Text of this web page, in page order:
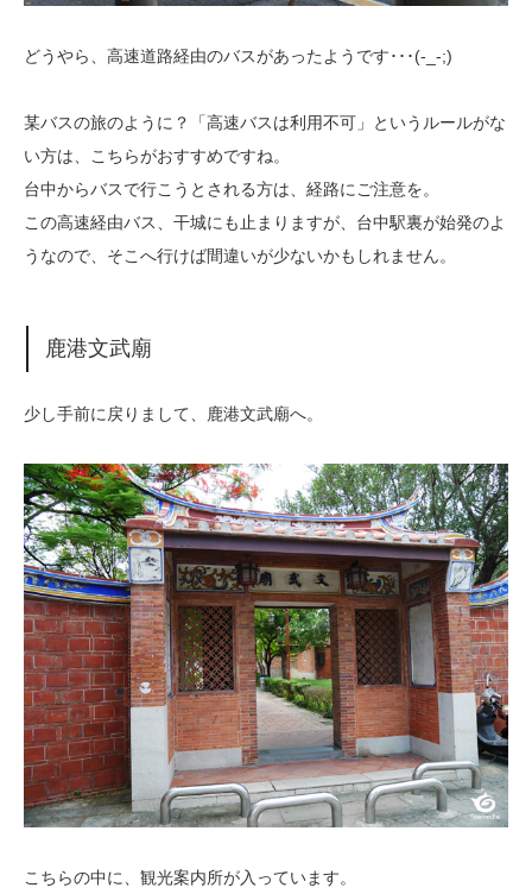
どうやら、高速道路経由のバスがあったようです･･･(-_-;)
某バスの旅のように？「高速バスは利用不可」というルールがな
い方は、こちらがおすすめですね。
台中からバスで行こうとされる方は、経路にご注意を。
この高速経由バス、干城にも止まりますが、台中駅裏が始発のよ
うなので、そこへ行けば間違いが少ないかもしれません。
鹿港文武廟
少し手前に戻りまして、鹿港文武廟へ。
こちらの中に、観光案内所が入っています。